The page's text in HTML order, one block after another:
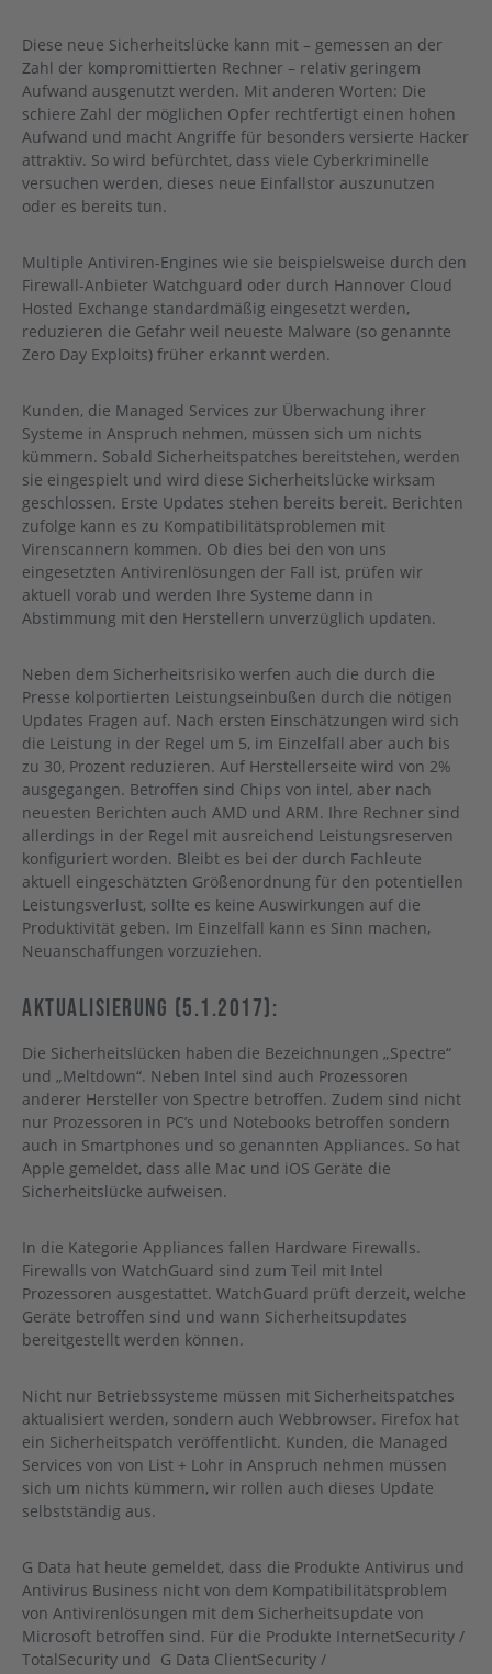
Diese neue Sicherheitslücke kann mit – gemessen an der
Zahl der kompromittierten Rechner – relativ geringem
Aufwand ausgenutzt werden. Mit anderen Worten: Die
schiere Zahl der möglichen Opfer rechtfertigt einen hohen
Aufwand und macht Angriffe für besonders versierte Hacker
attraktiv. So wird befürchtet, dass viele Cyberkriminelle
versuchen werden, dieses neue Einfallstor auszunutzen
oder es bereits tun.
Multiple Antiviren-Engines wie sie beispielsweise durch den
Firewall-Anbieter Watchguard oder durch Hannover Cloud
Hosted Exchange standardmäßig eingesetzt werden,
reduzieren die Gefahr weil neueste Malware (so genannte
Zero Day Exploits) früher erkannt werden.
Kunden, die Managed Services zur Überwachung ihrer
Systeme in Anspruch nehmen, müssen sich um nichts
kümmern. Sobald Sicherheitspatches bereitstehen, werden
sie eingespielt und wird diese Sicherheitslücke wirksam
geschlossen. Erste Updates stehen bereits bereit. Berichten
zufolge kann es zu Kompatibilitätsproblemen mit
Virenscannern kommen. Ob dies bei den von uns
eingesetzten Antivirenlösungen der Fall ist, prüfen wir
aktuell vorab und werden Ihre Systeme dann in
Abstimmung mit den Herstellern unverzüglich updaten.
Neben dem Sicherheitsrisiko werfen auch die durch die
Presse kolportierten Leistungseinbußen durch die nötigen
Updates Fragen auf. Nach ersten Einschätzungen wird sich
die Leistung in der Regel um 5, im Einzelfall aber auch bis
zu 30, Prozent reduzieren. Auf Herstellerseite wird von 2%
ausgegangen. Betroffen sind Chips von intel, aber nach
neuesten Berichten auch AMD und ARM. Ihre Rechner sind
allerdings in der Regel mit ausreichend Leistungsreserven
konfiguriert worden. Bleibt es bei der durch Fachleute
aktuell eingeschätzten Größenordnung für den potentiellen
Leistungsverlust, sollte es keine Auswirkungen auf die
Produktivität geben. Im Einzelfall kann es Sinn machen,
Neuanschaffungen vorzuziehen.
Aktualisierung (5.1.2017):
Die Sicherheitslücken haben die Bezeichnungen „Spectre“
und „Meltdown“. Neben Intel sind auch Prozessoren
anderer Hersteller von Spectre betroffen. Zudem sind nicht
nur Prozessoren in PC’s und Notebooks betroffen sondern
auch in Smartphones und so genannten Appliances. So hat
Apple gemeldet, dass alle Mac und iOS Geräte die
Sicherheitslücke aufweisen.
In die Kategorie Appliances fallen Hardware Firewalls.
Firewalls von WatchGuard sind zum Teil mit Intel
Prozessoren ausgestattet. WatchGuard prüft derzeit, welche
Geräte betroffen sind und wann Sicherheitsupdates
bereitgestellt werden können.
Nicht nur Betriebssysteme müssen mit Sicherheitspatches
aktualisiert werden, sondern auch Webbrowser. Firefox hat
ein Sicherheitspatch veröffentlicht. Kunden, die Managed
Services von von List + Lohr in Anspruch nehmen müssen
sich um nichts kümmern, wir rollen auch dieses Update
selbstständig aus.
G Data hat heute gemeldet, dass die Produkte Antivirus und
Antivirus Business nicht von dem Kompatibilitätsproblem
von Antivirenlösungen mit dem Sicherheitsupdate von
Microsoft betroffen sind. Für die Produkte InternetSecurity /
TotalSecurity und G Data ClientSecurity /